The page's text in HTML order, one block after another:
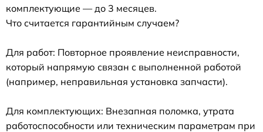
комплектующие — до 3 месяцев.
Что считается гарантийным случаем?
Для работ: Повторное проявление неисправности,
который напрямую связан с выполненной работой
(например, неправильная установка запчасти).
Для комплектующих: Внезапная поломка, утрата
работоспособности или техническим параметрам при